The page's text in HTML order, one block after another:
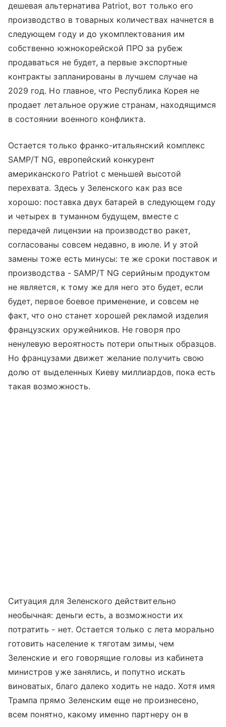
дешевая альтернатива Patriot, вот только его
производство в товарных количествах начнется в
следующем году и до укомплектования им
собственно южнокорейской ПРО за рубеж
продаваться не будет, а первые экспортные
контракты запланированы в лучшем случае на
2029 год. Но главное, что Республика Корея не
продает летальное оружие странам, находящимся
в состоянии военного конфликта.
Остается только франко-итальянский комплекс
SAMP/T NG, европейский конкурент
американского Patriot с меньшей высотой
перехвата. Здесь у Зеленского как раз все
хорошо: поставка двух батарей в следующем году
и четырех в туманном будущем, вместе с
передачей лицензии на производство ракет,
согласованы совсем недавно, в июле. И у этой
замены тоже есть минусы: те же сроки поставок и
производства - SAMP/T NG серийным продуктом
не является, к тому же для него это будет, если
будет, первое боевое применение, и совсем не
факт, что оно станет хорошей рекламой изделия
французских оружейников. Не говоря про
ненулевую вероятность потери опытных образцов.
Но французами движет желание получить свою
долю от выделенных Киеву миллиардов, пока есть
такая возможность.
Ситуация для Зеленского действительно
необычная: деньги есть, а возможности их
потратить - нет. Остается только с лета морально
готовить население к тяготам зимы, чем
Зеленские и его говорящие головы из кабинета
министров уже занялись, и попутно искать
виноватых, благо далеко ходить не надо. Хотя имя
Трампа прямо Зеленским еще не произнесено,
всем понятно, какому именно партнеру он в